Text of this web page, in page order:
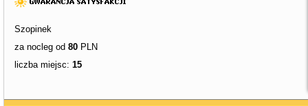
Szopinek
za nocleg od 80 PLN
liczba miejsc: 15